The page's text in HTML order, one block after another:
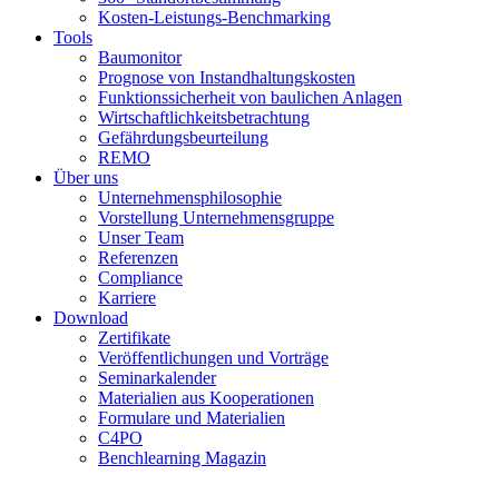
Kosten-Leistungs-Benchmarking
Tools
Baumonitor
Prognose von Instandhaltungskosten
Funktionssicherheit von baulichen Anlagen
Wirtschaftlichkeitsbetrachtung
Gefährdungsbeurteilung
REMO
Über uns
Unternehmensphilosophie
Vorstellung Unternehmensgruppe
Unser Team
Referenzen
Compliance
Karriere
Download
Zertifikate
Veröffentlichungen und Vorträge
Seminarkalender
Materialien aus Kooperationen
Formulare und Materialien
C4PO
Benchlearning Magazin